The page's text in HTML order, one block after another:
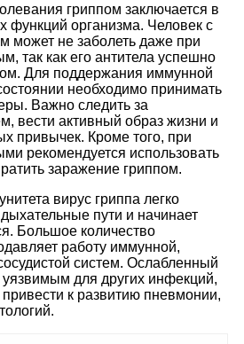
гриппом заключается в
функций организма. Человек с
может не заболеть даже при
так как его антитела успешно
Для поддержания иммунной
необходимо принимать
Важно следить за
вести активный образ жизни и
привычек. Кроме того, при
рекомендуется использовать
заражение гриппом.
вирус гриппа легко
пути и начинает
Большое количество
работу иммунной,
систем. Ослабленный
уязвимым для других инфекций,
к развитию пневмонии,